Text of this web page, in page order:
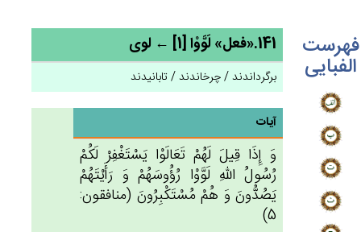
فهرست
الفبایی
141.«فعل» لَوَّوْا [1] ← لوی
برگرداندند / چرخاندند / تابانیدند
آیات
وَ إِذَا قِيل‌َ لَهُم‌ْ تَعَالَوْا يَسْتَغْفِرْ لَكُم‌ْ
رُسُول‌ُ الله‌ِ لَوَّوْا رُؤُوسَهُم‌ْ وَ رَأَيْتَهُم‌ْ
يَصُدُّون‌َ وَ هُمْ‌ مُسْتَكْبِرُون‌َ (منافقون:
5)